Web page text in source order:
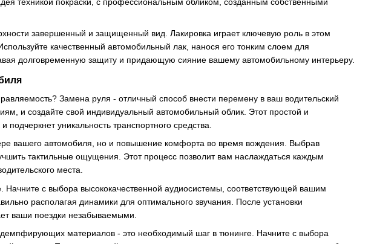
завершенный и защищенный вид. Лакировка играет ключевую роль в этом
качественный автомобильный лак, нанося его тонким слоем для
долговременную защиту и придающую сияние вашему автомобильному интерьеру.
Замена руля - отличный способ внести перемену в ваш водительский
и создайте свой индивидуальный автомобильный облик. Этот простой и
уникальность транспортного средства.
вашего автомобиля, но и повышение комфорта во время вождения. Выбрав
тактильные ощущения. Этот процесс позволит вам наслаждаться каждым
места.
с выбора высококачественной аудиосистемы, соответствующей вашим
располагая динамики для оптимального звучания. После установки
ваши поездки незабываемыми.
материалов - это необходимый шаг в тюнинге. Начните с выбора